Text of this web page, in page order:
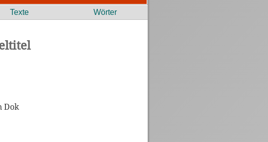
Texte Wörter
Dok